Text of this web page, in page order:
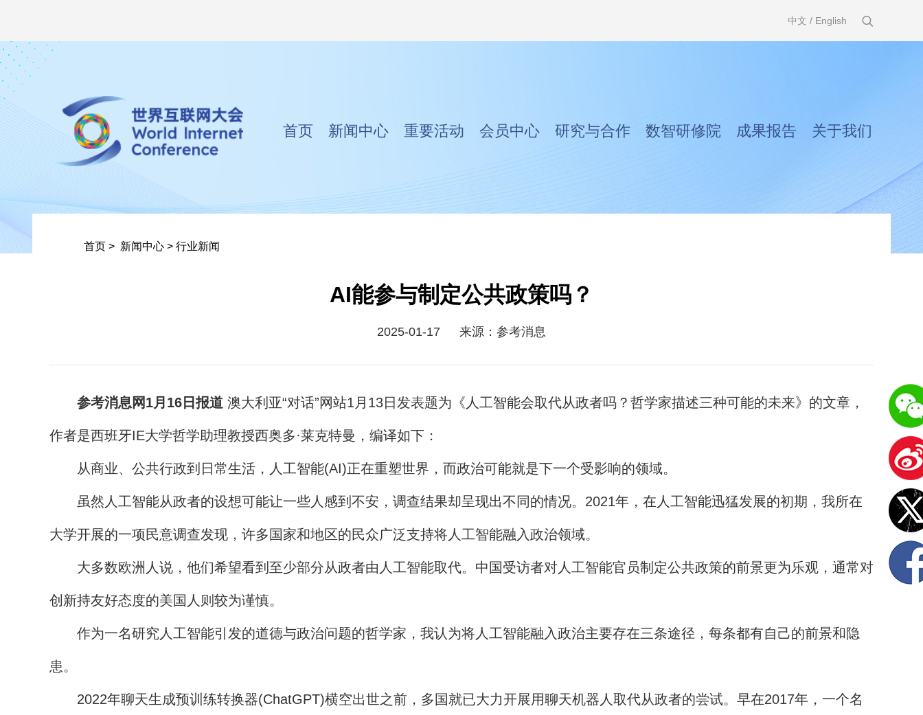
中文 / English
首页 新闻中心 重要活动 会员中心 研究与合作 数智研修院 成果报告 关于我们
首页 > 新闻中心 > 行业新闻
AI能参与制定公共政策吗？
2025-01-17 来源：参考消息
参考消息网1月16日报道 澳大利亚“对话”网站1月13日发表题为《人工智能会取代从政者吗？哲学家描述三种可能的未来》的文章，
作者是西班牙IE大学哲学助理教授西奥多·莱克特曼，编译如下：
从商业、公共行政到日常生活，人工智能(AI)正在重塑世界，而政治可能就是下一个受影响的领域。
虽然人工智能从政者的设想可能让一些人感到不安，调查结果却呈现出不同的情况。2021年，在人工智能迅猛发展的初期，我所在
大学开展的一项民意调查发现，许多国家和地区的民众广泛支持将人工智能融入政治领域。
大多数欧洲人说，他们希望看到至少部分从政者由人工智能取代。中国受访者对人工智能官员制定公共政策的前景更为乐观，通常对
创新持友好态度的美国人则较为谨慎。
作为一名研究人工智能引发的道德与政治问题的哲学家，我认为将人工智能融入政治主要存在三条途径，每条都有自己的前景和隐
患。
2022年聊天生成预训练转换器(ChatGPT)横空出世之前，多国就已大力开展用聊天机器人取代从政者的尝试。早在2017年，一个名